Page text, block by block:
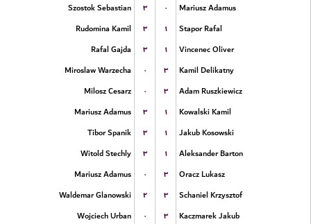
Szostok Sebastian
۳ ۰
Mariusz Adamus
Rudomina Kamil
۳ ۱
Stapor Rafal
Rafal Gajda
۳ ۱
Vincenec Oliver
Miroslaw Warzecha
۰ ۳
Kamil Delikatny
Milosz Cesarz
۰ ۳
Adam Ruszkiewicz
Mariusz Adamus
۳ ۱
Kowalski Kamil
Tibor Spanik
۳ ۱
Jakub Kosowski
Witold Stechly
۳ ۱
Aleksander Barton
Mariusz Adamus
۰ ۳
Oracz Lukasz
Waldemar Glanowski
۲ ۳
Schaniel Krzysztof
Wojciech Urban
۰ ۳
Kaczmarek Jakub